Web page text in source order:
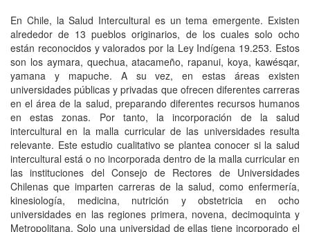
En Chile, la Salud Intercultural es un tema emergente. Existen
alrededor de 13 pueblos originarios, de los cuales solo ocho
están reconocidos y valorados por la Ley Indígena 19.253. Estos
son los aymara, quechua, atacameño, rapanui, koya, kawésqar,
yamana y mapuche. A su vez, en estas áreas existen
universidades públicas y privadas que ofrecen diferentes carreras
en el área de la salud, preparando diferentes recursos humanos
en estas zonas. Por tanto, la incorporación de la salud
intercultural en la malla curricular de las universidades resulta
relevante. Este estudio cualitativo se plantea conocer si la salud
intercultural está o no incorporada dentro de la malla curricular en
las instituciones del Consejo de Rectores de Universidades
Chilenas que imparten carreras de la salud, como enfermería,
kinesiología, medicina, nutrición y obstetricia en ocho
universidades en las regiones primera, novena, decimoquinta y
Metropolitana. Solo una universidad de ellas tiene incorporado el